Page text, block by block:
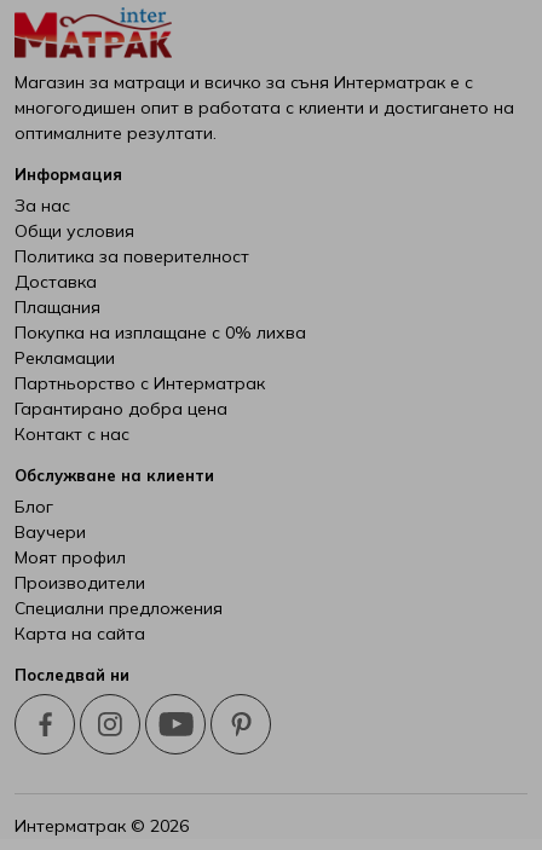
Магазин за матраци и всичко за съня Интерматрак е с
многогодишен опит в работата с клиенти и достигането на
оптималните резултати.
Информация
За нас
Общи условия
Политика за поверителност
Доставка
Плащания
Покупка на изплащане с 0% лихва
Рекламации
Партньорство с Интерматрак
Гарантирано добра цена
Контакт с нас
Обслужване на клиенти
Блог
Ваучери
Моят профил
Производители
Специални предложения
Карта на сайта
Последвай ни
Интерматрак © 2026